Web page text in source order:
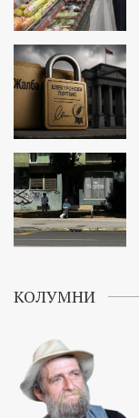
КОЛУМНИ